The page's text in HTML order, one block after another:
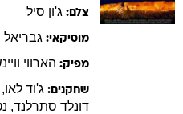
צלם: ג'ון סיל
מוסיקאי: גבריאל
מפיק: הארווי
שחקנים: ג'וד לאו,
דונלד סתרלנד,